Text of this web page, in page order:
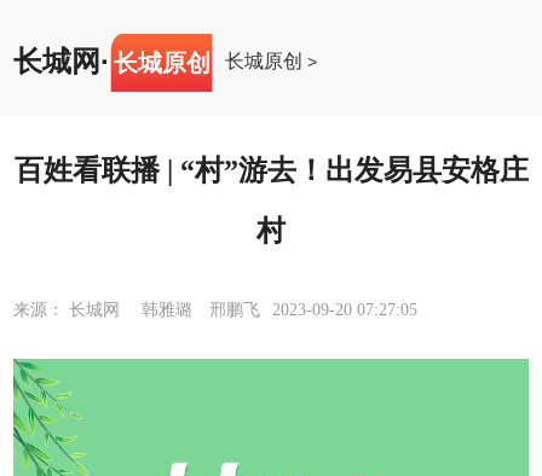
长城网· 长城原创 长城原创 >
百姓看联播 | “村”游去！出发易县安格庄
村
来源： 长城网 韩雅璐 邢鹏飞 2023-09-20 07:27:05